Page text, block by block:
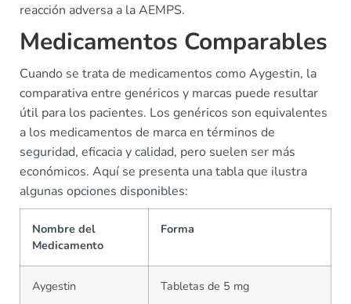
reacción adversa a la AEMPS.
Medicamentos Comparables
Cuando se trata de medicamentos como Aygestin, la
comparativa entre genéricos y marcas puede resultar
útil para los pacientes. Los genéricos son equivalentes
a los medicamentos de marca en términos de
seguridad, eficacia y calidad, pero suelen ser más
económicos. Aquí se presenta una tabla que ilustra
algunas opciones disponibles:
Nombre del
Medicamento
Forma
Aygestin Tabletas de 5 mg